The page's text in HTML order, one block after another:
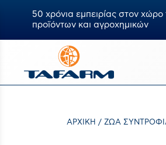
50 χρόνια εμπειρίας στον χώρο
προϊόντων και αγροχημικών
ΑΡΧΙΚΉ / ΖΏΑ